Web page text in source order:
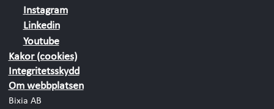
Instagram
Linkedin
Youtube
Kakor (cookies)
Integritetsskydd
Om webbplatsen
Bixia AB